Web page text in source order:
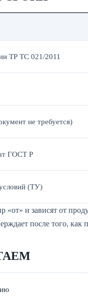
ТР ТС 021/2011
не требуется)
ГОСТ Р
(ТУ)
«от» и зависят от
после того, как